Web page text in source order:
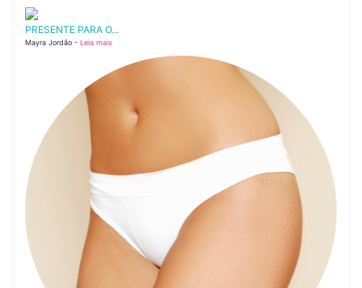
PRESENTE PARA O...
Mayra Jordão - Leia mais